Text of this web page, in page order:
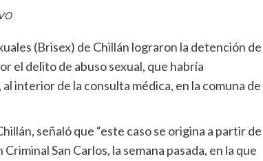
(Brisex) de Chillán lograron la detención de
el delito de abuso sexual, que habría
interior de la consulta médica, en la comuna de
señaló que “este caso se origina a partir de
San Carlos, la semana pasada, en la que